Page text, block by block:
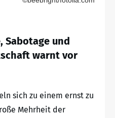
Sabotage und
warnt vor
sich zu einem ernst zu
Mehrheit der